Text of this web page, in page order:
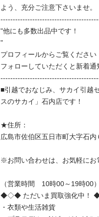
よう、充分ご注意下さいませ。
"他にも多数出品中です！
"
プロフィールからご覧ください
フォローしていただくと新着通
■引越でおなじみ、サカイ引越
スのサカイ」石内店です！
★住所：
広島市佐伯区五日市町大字石内
※お問い合わせは、お気軽にお
（営業時間　10時00～19時00）
◆◇◆ ただいま買取強化中
・衣類や生活雑貨